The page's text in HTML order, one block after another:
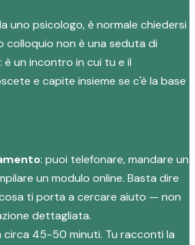
uno psicologo, è normale chiedersi
colloquio non è una seduta di
un incontro in cui tu e il
e capite insieme se c'è la base
: puoi telefonare, mandare un
un modulo online. Basta dire
ti porta a cercare aiuto — non
dettagliata.
circa 45-50 minuti. Tu racconti la